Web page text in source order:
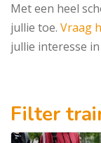
Met een heel
jullie toe. Vraag
jullie interesse in
Filter